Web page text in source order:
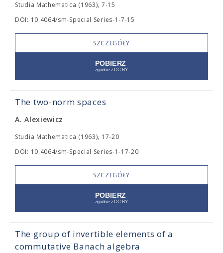
Studia Mathematica (1963), 7-15
DOI: 10.4064/sm-Special Series-1-7-15
SZCZEGÓŁY
The two-norm spaces
A. Alexiewicz
Studia Mathematica (1963), 17-20
DOI: 10.4064/sm-Special Series-1-17-20
SZCZEGÓŁY
The group of invertible elements of a
commutative Banach algebra